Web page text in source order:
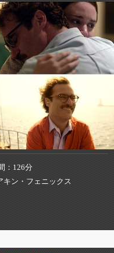
126分
キン・フェニックス